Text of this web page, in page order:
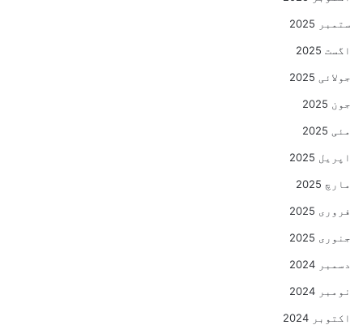
ستمبر 2025
اگست 2025
جولائی 2025
جون 2025
مئی 2025
اپریل 2025
مارچ 2025
فروری 2025
جنوری 2025
دسمبر 2024
نومبر 2024
اکتوبر 2024